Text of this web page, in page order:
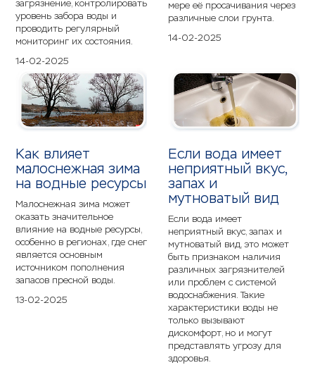
загрязнение, контролировать
уровень забора воды и
проводить регулярный
мониторинг их состояния.
14-02-2025
мере её просачивания через
различные слои грунта.
14-02-2025
Как влияет
малоснежная зима
на водные ресурсы
Малоснежная зима может
оказать значительное
влияние на водные ресурсы,
особенно в регионах, где снег
является основным
источником пополнения
запасов пресной воды.
13-02-2025
Если вода имеет
неприятный вкус,
запах и
мутноватый вид
Если вода имеет
неприятный вкус, запах и
мутноватый вид, это может
быть признаком наличия
различных загрязнителей
или проблем с системой
водоснабжения. Такие
характеристики воды не
только вызывают
дискомфорт, но и могут
представлять угрозу для
здоровья.